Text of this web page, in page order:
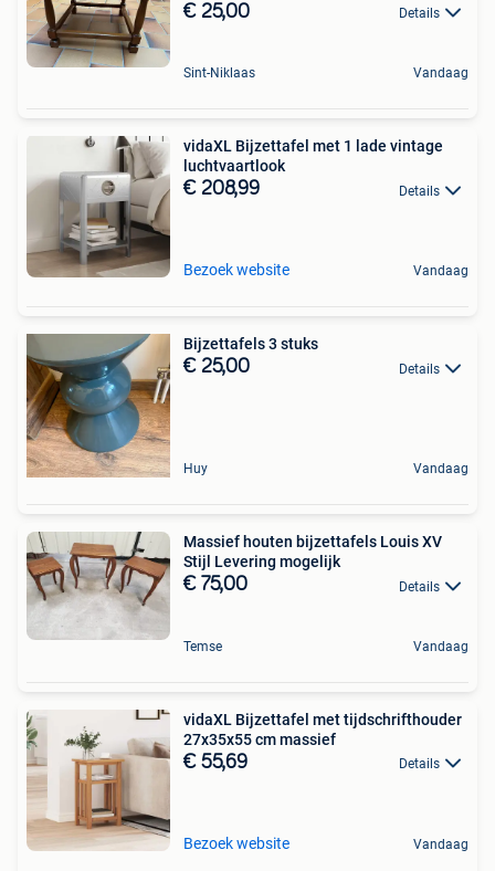
€ 25,00 Details
Sint-Niklaas Vandaag
vidaXL Bijzettafel met 1 lade vintage
luchtvaartlook
€ 208,99 Details
Bezoek website Vandaag
Bijzettafels 3 stuks
€ 25,00 Details
Huy Vandaag
Massief houten bijzettafels Louis XV
Stijl Levering mogelijk
€ 75,00 Details
Temse Vandaag
vidaXL Bijzettafel met tijdschrifthouder
27x35x55 cm massief
€ 55,69 Details
Bezoek website Vandaag